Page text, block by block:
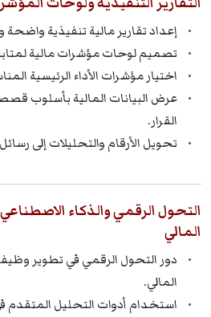
إعداد تقارير مالية تنفيذية واضحة
تصميم لوحات مؤشرات مالية
اختيار مؤشرات الأداء الرئيسية
عرض البيانات المالية بأسلوب
القرار.
تحويل الأرقام والتحليلات إلى
التحول الرقمي والذكاء
المالي
دور التحول الرقمي في تطوير
المالي.
استخدام أدوات التحليل المتقدم